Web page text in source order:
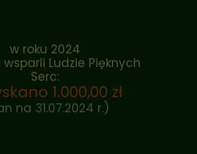
w roku 2024
Ludzie Pięknych
Serc:
1.000,00 zł
na 31.07.2024 r.)